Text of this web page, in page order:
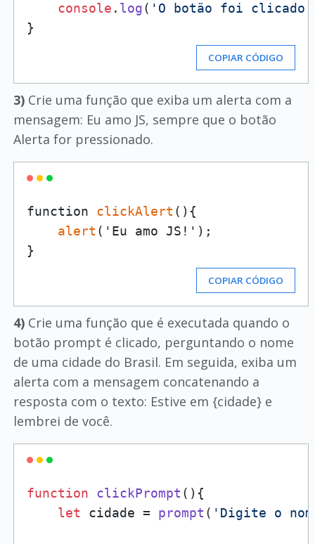
console . log( 'O botão foi
COPIAR CÓDIGO
3)Crie uma função que exiba um alerta com a
mensagem: Eu amo JS, sempre que o botão
Alerta for pressionado.
function clickAlert (){
alert ('Eu amo JS!');
COPIAR CÓDIGO
4)Crie uma função que é executada quando o
botão prompt é clicado, perguntando o nome
de uma cidade do Brasil. Em seguida, exiba um
alerta com a mensagem concatenando a
resposta com o texto: Estive em {cidade} e
lembrei de você.
function clickPrompt ( ){
let cidade = prompt ( 'Digite o